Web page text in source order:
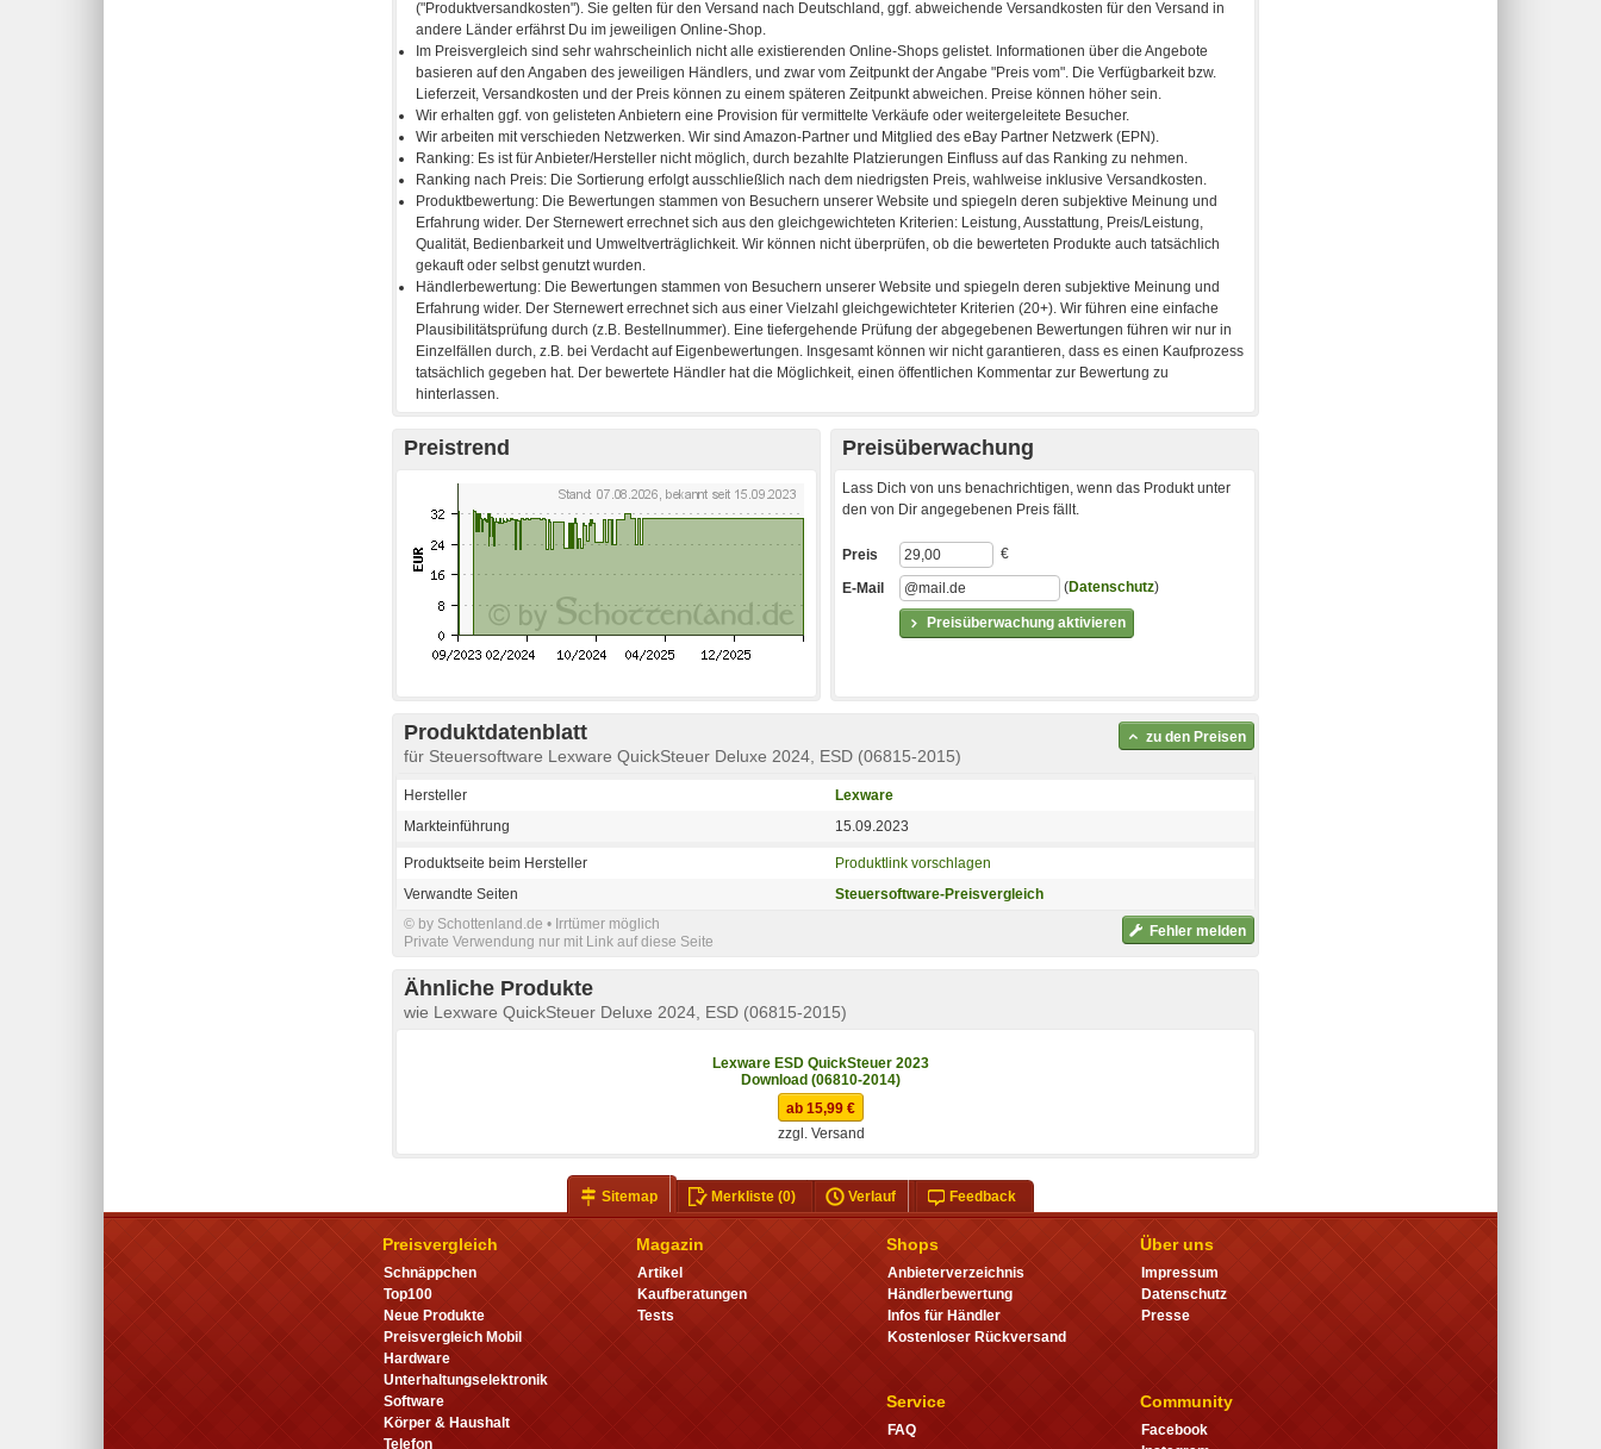
Preistrend Preisüberwachung
Lass Dich von uns benachrichtigen, wenn das Produkt unter
den von Dir angegebenen Preis fällt.
Preisüberwachung aktivieren
Preis €
E-Mail (Datenschutz)
Produktdatenblatt
für Steuersoftware Lexware QuickSteuer Deluxe 2024, ESD (06815-2015)
zu den Preisen
Hersteller
Lexware
Markteinführung
15.09.2023
Produktseite beim Hersteller
Produktlink vorschlagen
Verwandte Seiten
Steuersoftware-Preisvergleich
Fehler melden
© by Schottenland.de • Irrtümer möglich
Private Verwendung nur mit Link auf diese Seite
Ähnliche Produkte
wie Lexware QuickSteuer Deluxe 2024, ESD (06815-2015)
Lexware ESD QuickSteuer 2023
Download (06810-2014)
ab 15,99 €
zzgl. Versand
Sitemap Merkliste(0) Verlauf Feedback
Preisvergleich
Schnäppchen
Top100
Neue Produkte
Preisvergleich Mobil
Hardware
Unterhaltungselektronik
Software
Körper & Haushalt
Telefon
Magazin
Artikel
Kaufberatungen
Tests
Shops
Anbieterverzeichnis
Händlerbewertung
Infos für Händler
Kostenloser Rückversand
Service
FAQ
Über uns
Impressum
Datenschutz
Presse
Community
Facebook